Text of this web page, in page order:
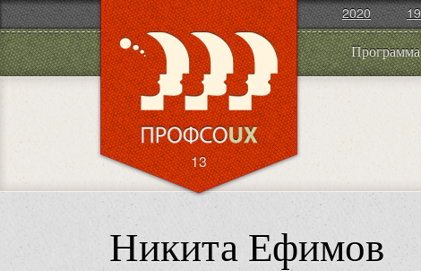
2020 19
Программа
13
Никита Ефимов